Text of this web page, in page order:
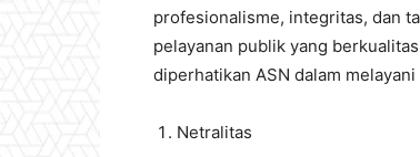
profesionalisme, integritas, dan
pelayanan publik yang
diperhatikan ASN dalam
Netralitas